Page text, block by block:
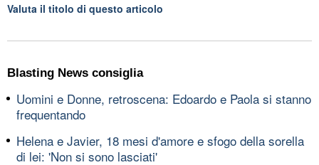
Valuta il titolo di questo articolo
Blasting News consiglia
Uomini e Donne, retroscena: Edoardo e Paola si stanno
frequentando
Helena e Javier, 18 mesi d'amore e sfogo della sorella
di lei: 'Non si sono lasciati'